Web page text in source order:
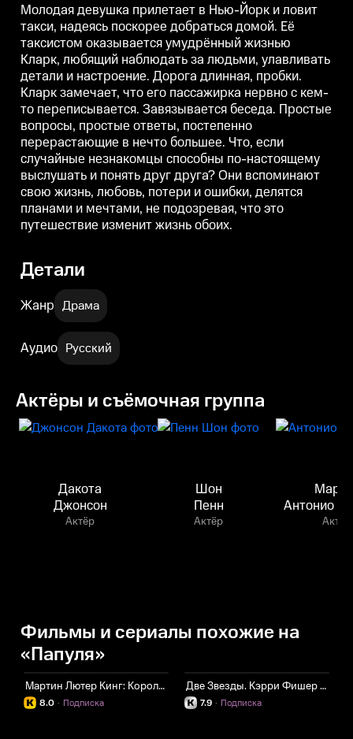
Молодая девушка прилетает в Нью-Йорк и ловит
такси, надеясь поскорее добраться домой. Её
таксистом оказывается умудрённый жизнью
Кларк, любящий наблюдать за людьми, улавливать
детали и настроение. Дорога длинная, пробки.
Кларк замечает, что его пассажирка нервно с кем-
то переписывается. Завязывается беседа. Простые
вопросы, простые ответы, постепенно
перерастающие в нечто большее. Что, если
случайные незнакомцы способны по-настоящему
выслушать и понять друг друга? Они вспоминают
свою жизнь, любовь, потери и ошибки, делятся
планами и мечтами, не подозревая, что это
путешествие изменит жизнь обоих.
Детали
Жанр Драма
Аудио Русский
Актёры и съёмочная группа
Дакота
Джонсон
Актёр
Шон
Пенн
Актёр
Антонио
Актёр
Фильмы и сериалы похожие на
«Папуля»
Мартин Лютер Кинг: Король без королевства
8.0 Подписка
·
Две Звезды. Кэрри Фишер и Дебби Рейнольдс
7.9 Подписка
·